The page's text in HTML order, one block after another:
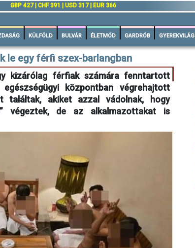
GBP 427 | CHF 391 | USD 317 | EUR 366
KÜLFÖLD BULVÁR ÉLETMÓD GARDRÓB GYEREKVILÁG
le egy férfi szex-barlangban
kizárólag férfiak számára fenntartott
központban végrehajtott
akiket azzal vádolnak, hogy
végeztek, de az alkalmazottakat is